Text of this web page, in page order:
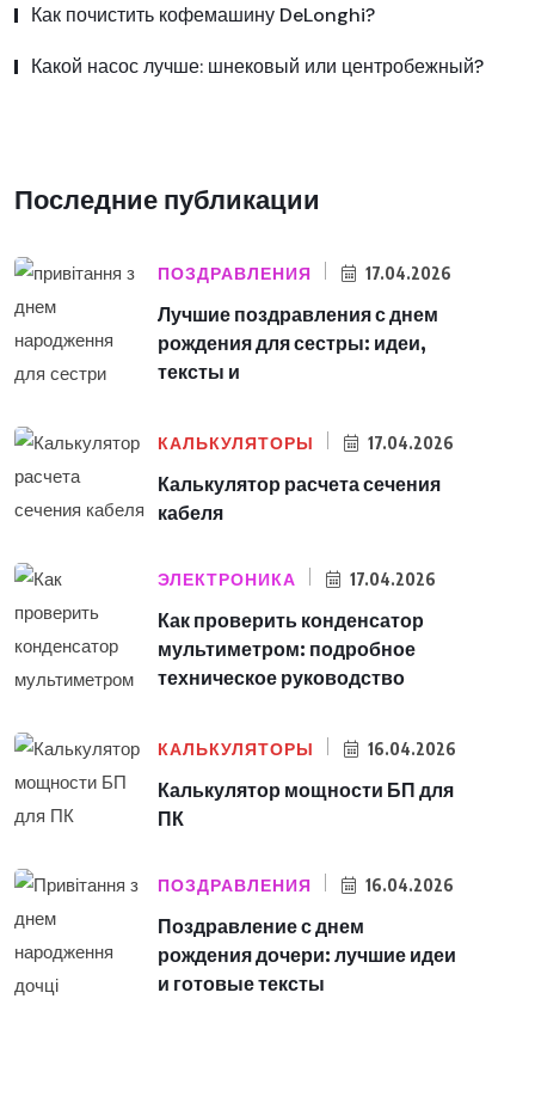
Как почистить кофемашину DeLonghi?
Какой насос лучше: шнековый или центробежный?
Последние публикации
ПОЗДРАВЛЕНИЯ 17.04.2026
Лучшие поздравления с днем
рождения для сестры: идеи,
тексты и
КАЛЬКУЛЯТОРЫ 17.04.2026
Калькулятор расчета сечения
кабеля
ЭЛЕКТРОНИКА 17.04.2026
Как проверить конденсатор
мультиметром: подробное
техническое руководство
КАЛЬКУЛЯТОРЫ 16.04.2026
Калькулятор мощности БП для
ПК
ПОЗДРАВЛЕНИЯ 16.04.2026
Поздравление с днем
рождения дочери: лучшие идеи
и готовые тексты